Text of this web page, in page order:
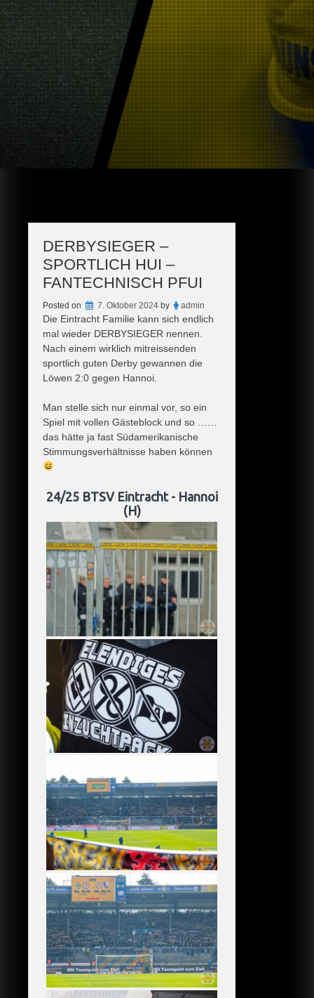
DERBYSIEGER –
SPORTLICH HUI –
FANTECHNISCH PFUI
Posted on 7. Oktober 2024 by admin
Die Eintracht Familie kann sich endlich
mal wieder DERBYSIEGER nennen.
Nach einem wirklich mitreissenden
sportlich guten Derby gewannen die
Löwen 2:0 gegen Hannoi.
Man stelle sich nur einmal vor, so ein
Spiel mit vollen Gästeblock und so ……
das hätte ja fast Südamerikanische
Stimmungsverhältnisse haben können
24/25 BTSV Eintracht - Hannoi
(H)